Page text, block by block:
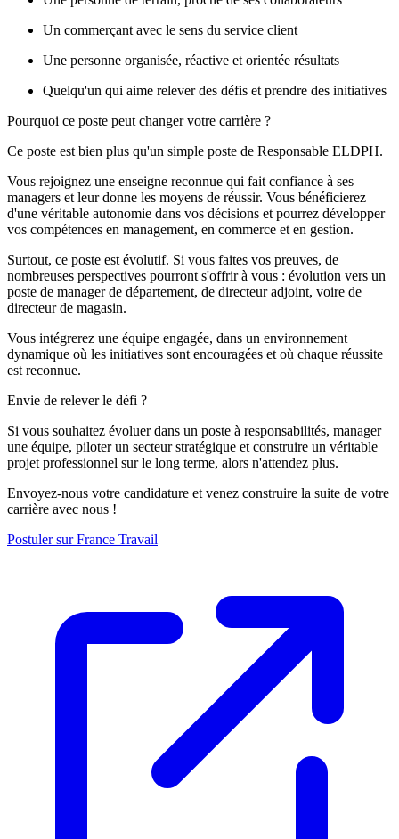
Un commerçant avec le sens du service client
Une personne organisée, réactive et orientée résultats
Quelqu'un qui aime relever des défis et prendre des initiatives
Pourquoi ce poste peut changer votre carrière ?
Ce poste est bien plus qu'un simple poste de Responsable ELDPH.
Vous rejoignez une enseigne reconnue qui fait confiance à ses
managers et leur donne les moyens de réussir. Vous bénéficierez
d'une véritable autonomie dans vos décisions et pourrez développer
vos compétences en management, en commerce et en gestion.
Surtout, ce poste est évolutif. Si vous faites vos preuves, de
nombreuses perspectives pourront s'offrir à vous : évolution vers un
poste de manager de département, de directeur adjoint, voire de
directeur de magasin.
Vous intégrerez une équipe engagée, dans un environnement
dynamique où les initiatives sont encouragées et où chaque réussite
est reconnue.
Envie de relever le défi ?
Si vous souhaitez évoluer dans un poste à responsabilités, manager
une équipe, piloter un secteur stratégique et construire un véritable
projet professionnel sur le long terme, alors n'attendez plus.
Envoyez-nous votre candidature et venez construire la suite de votre
carrière avec nous !
Postuler sur France Travail